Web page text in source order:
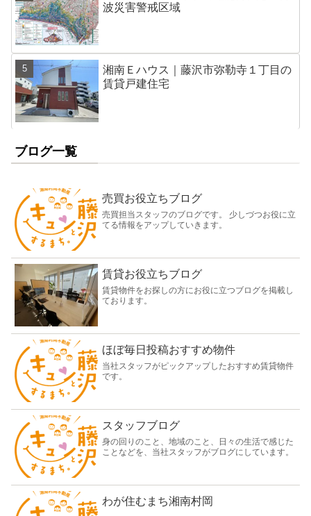
波災害警戒区域
湘南Ｅハウス｜藤沢市弥勒寺１丁目の
賃貸戸建住宅
ブログ一覧
売買お役立ちブログ
売買担当スタッフのブログです。 少しづつお役に立
てる情報をアップしていきます。
賃貸お役立ちブログ
賃貸物件をお探しの方にお役に立つブログを掲載し
ております。
ほぼ毎日投稿おすすめ物件
当社スタッフがピックアップしたおすすめ賃貸物件
です。
スタッフブログ
身の回りのこと、地域のこと、日々の生活で感じた
ことなどを、当社スタッフがブログにしています。
わが住むまち湘南村岡